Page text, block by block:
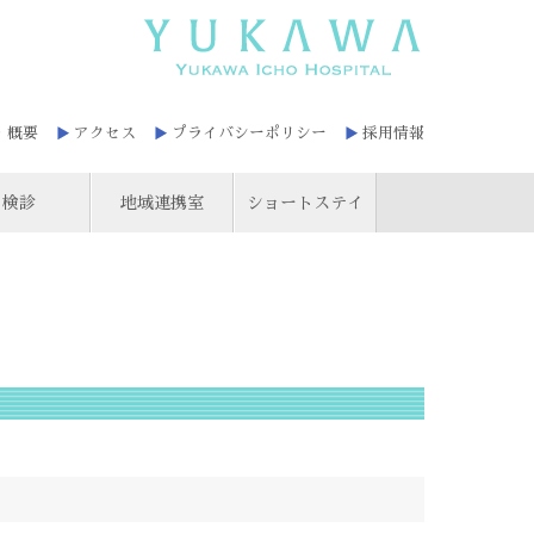
概要 アクセス プライバシーポリシー 採用情報
検診 地域連携室 ショートステイ